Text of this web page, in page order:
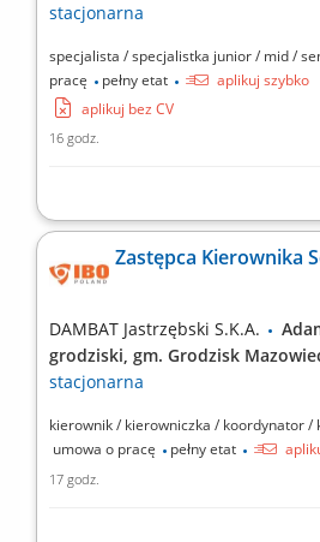
stacjonarna
specjalista / specjalistka junior / mid /
pracę
pełny etat
aplikuj szybko
aplikuj bez CV
16 godz.
Zadania: prowadzenie dokumentacji
wsparcie w naliczaniu wynagrodzeń
płac, elektroniczna ewidencja czasu
lekarskich, przygotowywanie
Zastępca Kierownika
DAMBAT Jastrzębski S.K.A.
grodziski, gm. Grodzisk
stacjonarna
kierownik / kierowniczka / koordynator /
umowa o pracę
pełny etat
17 godz.